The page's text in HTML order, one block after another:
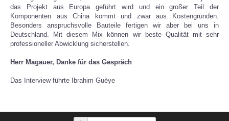
das Projekt aus Europa geführt wird und ein großer Teil der
Komponenten aus China kommt und zwar aus Kostengründen.
Besonders anspruchsvolle Bauteile fertigen wir aber bei uns in
Deutschland. Mit diesem Mix können wir beste Qualität mit sehr
professioneller Abwicklung sicherstellen.
Herr Magauer, Danke für das Gespräch
Das Interview führte Ibrahim Guèye